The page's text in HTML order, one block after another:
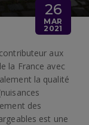
26
MAR
2021
aux
la France avec
la qualité
des
est une